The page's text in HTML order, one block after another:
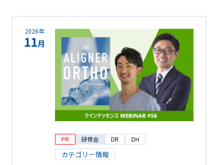
2026年
11月
PR 研修会 DR DH
カテゴリー情報